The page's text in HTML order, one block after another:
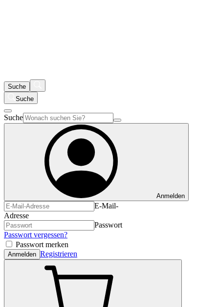
Suche
Suche
Suche
Anmelden
E-Mail-
Adresse
Passwort
Passwort vergessen?
Passwort merken
Anmelden Registrieren